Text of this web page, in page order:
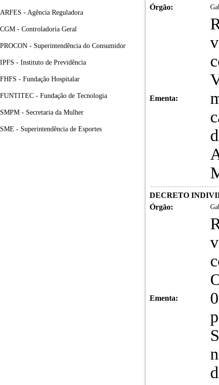
ARFES - Agência Reguladora
CGM - Controladoria Geral
PROCON - Superintendência do Consumidor
IPFS - Instituto de Previdência
FHFS - Fundação Hospitalar
FUNTITEC - Fundação de Tecnologia
SMPM - Secretaria da Mulher
SME - Superintendência de Esportes
Órgão:
Ementa:
DECRETO
Órgão:
Ementa: